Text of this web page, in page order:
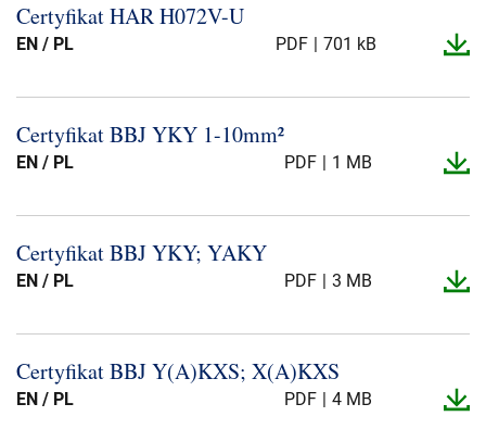
Certyfikat HAR H072V-​U
EN / PL PDF 701 kB
Certyfikat BBJ YKY 1-​10mm²
EN / PL PDF 1 MB
Certyfikat BBJ YKY; YAKY
EN / PL PDF 3 MB
Certyfikat BBJ Y(A)KXS; X(A)KXS
EN / PL PDF 4 MB